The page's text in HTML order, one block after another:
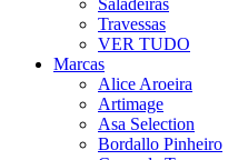
Saladeiras
Travessas
VER TUDO
Marcas
Alice Aroeira
Artimage
Asa Selection
Bordallo Pinheiro